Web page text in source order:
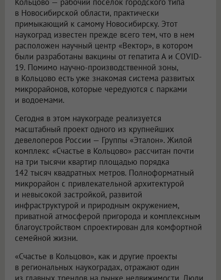
в Новосибирской области, практически
примыкающий к самому Новосибирску. Этот
наукоград известен прежде всего тем, что в нем
расположен научный центр «Вектор», в котором
были разработаны вакцины от гепатита А и COVID-
19. Помимо научно-производственной зоны,
в Кольцово есть уже знакомая система развитых
микрорайонов, которые чередуются с парками
и водоемами.
Сегодня в этом наукограде реализуется
масштабный проект одного из крупнейших
девелоперов России — Группы «Эталон». Жилой
комплекс «Счастье в Кольцово» рассчитан почти
на три тысячи квартир площадью порядка
142 тысяч квадратных метров. Полноформатный
микрорайон с привлекательной архитектурой
и невысокой застройкой, развитой
инфраструктурой и природным окружением,
приватной атмосферой пригорода и комплексным
благоустройством спроектирован для комфортной
семейной жизни.
«Счастье в Кольцово», как и другие проекты
в региональных наукоградах, отражают один